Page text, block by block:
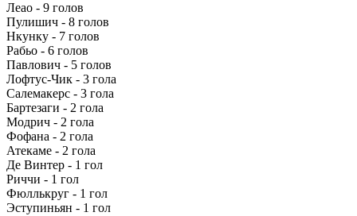
Леао - 9 голов
Пулишич - 8 голов
Нкунку - 7 голов
Рабьо - 6 голов
Павлович - 5 голов
Лофтус-Чик - 3 гола
Салемакерс - 3 гола
Бартезаги - 2 гола
Модрич - 2 гола
Фофана - 2 гола
Атекаме - 2 гола
Де Винтер - 1 гол
Риччи - 1 гол
Фюллькруг - 1 гол
Эступиньян - 1 гол